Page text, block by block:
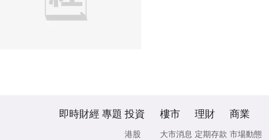
即時財經 專題 投資
港股
樓市
大市消息
理財
定期存款
商業
市場動態